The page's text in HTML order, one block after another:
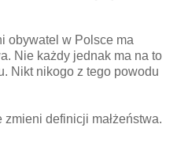
obywatel w Polsce ma
Nie każdy jednak ma na to
Nikt nikogo z tego powodu
definicji małżeństwa.